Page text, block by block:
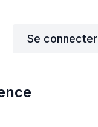
Se connecter